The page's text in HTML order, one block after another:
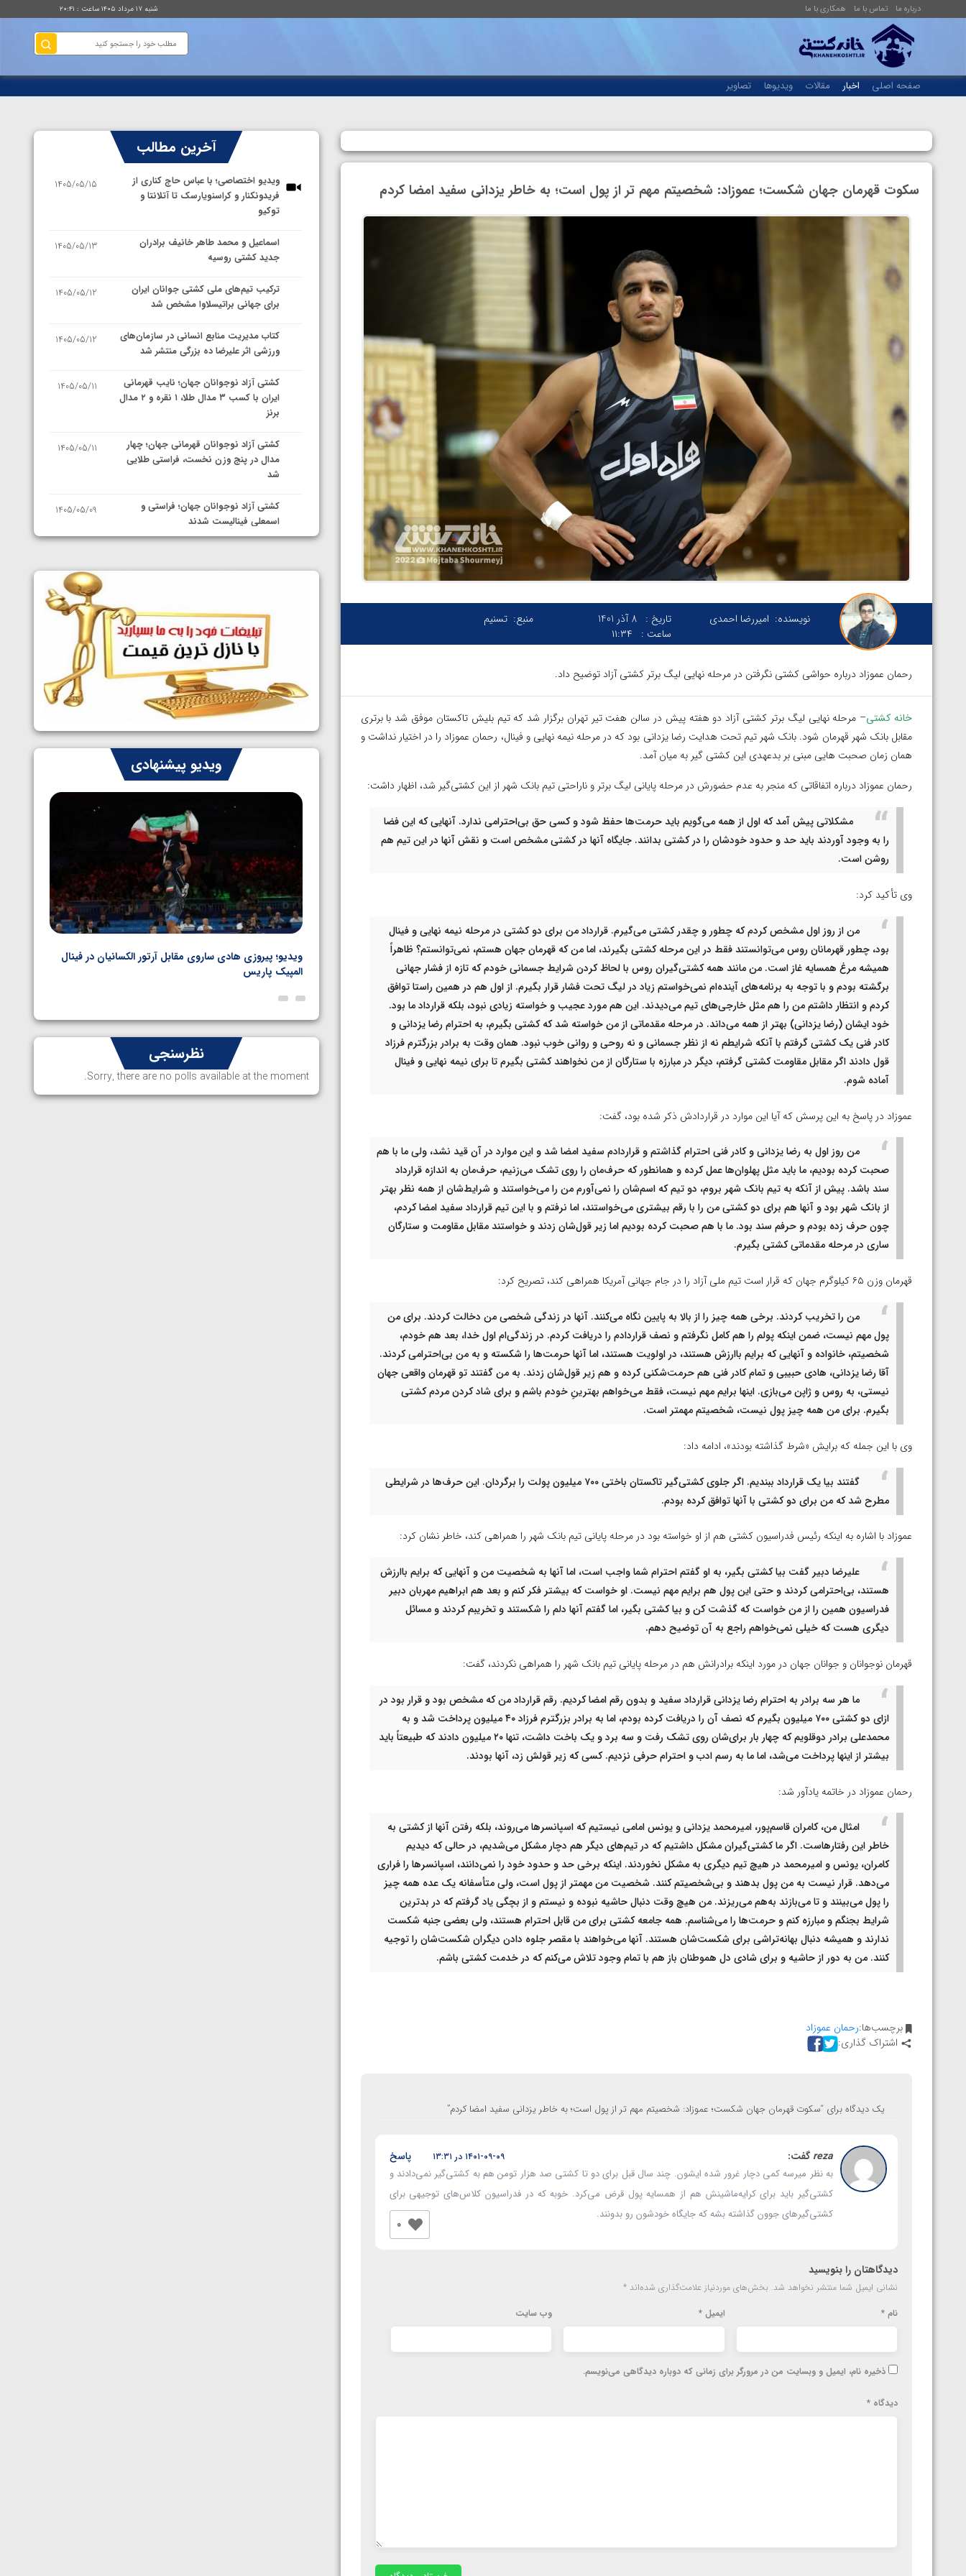
درباره ما تماس با ما همکاری با ما شنبه ۱۷ مرداد ۱۴۰۵ ساعت : ۲۰:۴۱
صفحه اصلی اخبار مقالات ویدیوها تصاویر
سکوت قهرمان جهان شکست؛ عموزاد: شخصیتم مهم تر از پول است؛ به خاطر یزدانی سفید امضا کردم
نویسنده: امیررضا احمدی تاریخ : 8 آذر 1401
ساعت :
۱۱:۳۴
منبع: تسنیم
رحمان عموزاد درباره حواشی کشتی نگرفتن در مرحله نهایی لیگ برتر کشتی آزاد توضیح داد.
خانه کشتی– مرحله نهایی لیگ برتر کشتی آزاد دو هفته پیش در سالن هفت تیر تهران برگزار شد که تیم بلیش تاکستان موفق شد با برتری
مقابل بانک شهر قهرمان شود. بانک شهر تیم تحت هدایت رضا یزدانی بود که در مرحله نیمه نهایی و فینال، رحمان عموزاد را در اختیار نداشت و
همان زمان صحبت هایی مبنی بر بدعهدی این کشتی گیر به میان آمد.
رحمان عموزاد درباره اتفاقاتی که منجر به عدم حضورش در مرحله پایانی لیگ برتر و ناراحتی تیم بانک شهر از این کشتی‌گیر شد، اظهار داشت:
مشکلاتی پیش آمد که اول از همه می‌گویم باید حرمت‌ها حفظ شود و کسی حق بی‌احترامی ندارد. آنهایی که این فضا
را به وجود آوردند باید حد و حدود خودشان را در کشتی بدانند. جایگاه آنها در کشتی مشخص است و نقش آنها در این تیم هم
روشن است.
وی تأکید کرد:
من از روز اول مشخص کردم که چطور و چقدر کشتی می‌گیرم. قرارداد من برای دو کشتی در مرحله نیمه نهایی و فینال
بود، چطور قهرمانان روس می‌توانستند فقط در این مرحله کشتی بگیرند، اما من که قهرمان جهان هستم، نمی‌توانستم؟ ظاهراً
همیشه مرغ همسایه غاز است. من مانند همه کشتی‌گیران روس با لحاظ کردن شرایط جسمانی خودم که تازه از فشار جهانی
برگشته بودم و با توجه به برنامه‌های آینده‌ام نمی‌خواستم زیاد در لیگ تحت فشار قرار بگیرم. از اول هم در همین راستا توافق
کردم و انتظار داشتم من را هم مثل خارجی‌های تیم می‌دیدند. این هم مورد عجیب و خواسته زیادی نبود، بلکه قرارداد ما بود.
خود ایشان (رضا یزدانی) بهتر از همه می‌داند. در مرحله مقدماتی از من خواسته شد که کشتی بگیرم، به احترام رضا یزدانی و
کادر فنی یک کشتی گرفتم با آنکه شرایطم نه از نظر جسمانی و نه روحی و روانی خوب نبود. همان وقت به برادر بزرگترم فرزاد
قول دادند اگر مقابل مقاومت کشتی گرفتم، دیگر در مبارزه با ستارگان از من نخواهند کشتی بگیرم تا برای نیمه نهایی و فینال
آماده شوم.
عموزاد در پاسخ به این پرسش که آیا این موارد در قراردادش ذکر شده بود، گفت:
من روز اول به رضا یزدانی و کادر فنی احترام گذاشتم و قراردادم سفید امضا شد و این موارد در آن قید نشد، ولی ما با هم
صحبت کرده بودیم، ما باید مثل پهلوان‌ها عمل کرده و همانطور که حرف‌مان را روی تشک می‌زنیم، حرف‌مان به اندازه قرارداد
سند باشد. پیش از آنکه به تیم بانک شهر بروم، دو تیم که اسم‌شان را نمی‌آورم من را می‌خواستند و شرایط‌شان از همه نظر بهتر
از بانک شهر بود و آنها هم برای دو کشتی من را با رقم بیشتری می‌خواستند، اما نرفتم و با این تیم قرارداد سفید امضا کردم،
چون حرف زده بودم و حرفم سند بود. ما با هم صحبت کرده بودیم اما زیر قول‌شان زدند و خواستند مقابل مقاومت و ستارگان
ساری در مرحله مقدماتی کشتی بگیرم.
قهرمان وزن ۶۵ کیلوگرم جهان که قرار است تیم ملی آزاد را در جام جهانی آمریکا همراهی کند، تصریح کرد:
من را تخریب کردند. برخی همه چیز را از بالا به پایین نگاه می‌کنند. آنها در زندگی شخصی من دخالت کردند. برای من
پول مهم نیست، ضمن اینکه پولم را هم کامل نگرفتم و نصف قراردادم را دریافت کردم. در زندگی‌ام اول خدا، بعد هم خودم،
شخصیتم، خانواده و آنهایی که برایم باارزش هستند، در اولویت هستند، اما آنها حرمت‌ها را شکسته و به من بی‌احترامی کردند.
آقا رضا یزدانی، هادی حبیبی و تمام کادر فنی هم حرمت‌شکنی کرده و هم زیر قول‌شان زدند. به من گفتند تو قهرمان واقعی جهان
نیستی، به روس و ژاپن می‌بازی. اینها برایم مهم نیست، فقط می‌خواهم بهترینِ خودم باشم و برای شاد کردن مردم کشتی
بگیرم. برای من همه چیز پول نیست، شخصیتم مهمتر است.
وی با این جمله که برایش «شرط گذاشته بودند»، ادامه داد:
گفتند بیا یک قرارداد ببندیم. اگر جلوی کشتی‌گیر تاکستان باختی ۷۰۰ میلیون پولت را برگردان. این حرف‌ها در شرایطی
مطرح شد که من برای دو کشتی با آنها توافق کرده بودم.
عموزاد با اشاره به اینکه رئیس فدراسیون کشتی هم از او خواسته بود در مرحله پایانی تیم بانک شهر را همراهی کند، خاطر نشان کرد:
علیرضا دبیر گفت بیا کشتی بگیر، به او گفتم احترام شما واجب است، اما آنها به شخصیت من و آنهایی که برایم باارزش
هستند، بی‌احترامی کردند و حتی این پول هم برایم مهم نیست. او خواست که بیشتر فکر کنم و بعد هم ابراهیم مهربان دبیر
فدراسیون همین را از من خواست که گذشت کن و بیا کشتی بگیر، اما گفتم آنها دلم را شکستند و تخریبم کردند و مسائل
دیگری هست که خیلی نمی‌خواهم راجع به آن توضیح دهم.
قهرمان نوجوانان و جوانان جهان در مورد اینکه برادرانش هم در مرحله پایانی تیم بانک شهر را همراهی نکردند، گفت:
ما هر سه برادر به احترام رضا یزدانی قرارداد سفید و بدون رقم امضا کردیم. رقم قرارداد من که مشخص بود و قرار بود در
ازای دو کشتی ۷۰۰ میلیون بگیرم که نصف آن را دریافت کرده بودم، اما به برادر بزرگترم فرزاد ۴۰ میلیون پرداخت شد و به
محمدعلی برادر دوقلویم که چهار بار برای‌شان روی تشک رفت و سه برد و یک باخت داشت، تنها ۲۰ میلیون دادند که طبیعتاً باید
بیشتر از اینها پرداخت می‌شد، اما ما به رسم ادب و احترام حرفی نزدیم. کسی که زیر قولش زد، آنها بودند.
رحمان عموزاد در خاتمه یادآور شد:
امثال من، کامران قاسم‌پور، امیرمحمد یزدانی و یونس امامی نیستیم که اسپانسرها می‌روند، بلکه رفتن آنها از کشتی به
خاطر این رفتارهاست. اگر ما کشتی‌گیران مشکل داشتیم که در تیم‌های دیگر هم دچار مشکل می‌شدیم، در حالی که دیدیم
کامران، یونس و امیرمحمد در هیچ تیم دیگری به مشکل نخوردند. اینکه برخی حد و حدود خود را نمی‌دانند، اسپانسرها را فراری
می‌دهد. قرار نیست به من پول بدهند و بی‌شخصیتم کنند. شخصیت من مهمتر از پول است، ولی متأسفانه یک عده همه چیز
را پول می‌بینند و تا می‌بازند به‌هم می‌ریزند. من هیچ وقت دنبال حاشیه نبوده و نیستم و از بچگی یاد گرفتم که در بدترین
شرایط بجنگم و مبارزه کنم و حرمت‌ها را می‌شناسم. همه جامعه کشتی برای من قابل احترام هستند، ولی بعضی جنبه شکست
ندارند و همیشه دنبال بهانه‌تراشی برای شکست‌شان هستند. آنها می‌خواهند با مقصر جلوه دادن دیگران شکست‌شان را توجیه
کنند. من به دور از حاشیه و برای شادی دل هموطنان باز هم با تمام وجود تلاش می‌کنم که در خدمت کشتی باشم.
برچسب‌ها:رحمان عموزاد
اشتراک گذاری:
یک دیدگاه برای “سکوت قهرمان جهان شکست؛ عموزاد: شخصیتم مهم تر از پول است؛ به خاطر یزدانی سفید امضا کردم”
reza گفت: ۱۴۰۱-۰۹-۰۹ در ۱۳:۳۱
به نظر میرسه کمی دچار غرور شده ایشون. چند سال قبل برای دو تا کشتی صد هزار تومن هم به کشتی‌گیر نمی‌دادند و
کشتی‌گیر باید برای کرایه‌ماشینش هم از همسایه پول قرض می‌کرد. خوبه که در فدراسیون کلاس‌های توجیهی برای
کشتی‌گیرهای جوون گذاشته بشه که جایگاه خودشون رو بدونند.
0
پاسخ
دیدگاهتان را بنویسید
نشانی ایمیل شما منتشر نخواهد شد. بخش‌های موردنیاز علامت‌گذاری شده‌اند *
نام * ایمیل* وب‌ سایت
ذخیره نام، ایمیل و وبسایت من در مرورگر برای زمانی که دوباره دیدگاهی می‌نویسم.
دیدگاه *
آخرین مطالب
ویدیو اختصاصی؛ با عباس حاج کناری از
فریدونکنار و کراسنویارسک تا آتلانتا و
توکیو
1405/05/15
اسماعیل و محمد طاهر خانیف برادران
جدید کشتی روسیه
1405/05/13
ترکیب تیم‌های ملی کشتی جوانان ایران
برای جهانی براتیسلاوا مشخص شد
1405/05/12
کتاب مدیریت منابع انسانی در سازمان‌های
ورزشی اثر علیرضا ده بزرگی منتشر شد
1405/05/12
کشتی آزاد نوجوانان جهان؛ نایب قهرمانی
ایران با کسب ۳ مدال طلا، ۱ نقره و ۲ مدال
برنز
1405/05/11
کشتی آزاد نوجوانان قهرمانی جهان؛ چهار
مدال در پنج وزن نخست، فراستی طلایی
شد
1405/05/11
کشتی آزاد نوجوانان جهان؛ فراستی و
اسمعلی فینالیست شدند
1405/05/09
نمایندگان ایران مشخص شدند
سوم برای ایران
1405/05/07
ایران چشم به راه چهار مدال در پنج وزن
دوم کشتی فرنگی نوجوانان جهان
1405/05/06
ویدیو پیشنهادی
امین میرزازاده
ویدیو؛ باخت امین کاویانی نژاد مقابل مالخاز آمویان از
ارمنستان
ویدیو؛ صعود حسن یزدانی به فینال المپیک با برتری مقابل
ناظم امینه
ویدیو؛ پیروزی هادی ساروی مقابل آرتور الکسانیان در فینال
المپیک پاریس
نظرسنجی
Sorry, there are no polls available at the moment.